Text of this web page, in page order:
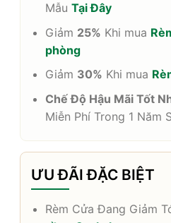
MẫuTại Đây
Giảm 25% Khi mua
phòng
Giảm 30% Khi mua
Chế Độ Hậu Mãi Tốt
Miễn Phí Trong 1 Năm
ƯU ĐÃI ĐẶC BIỆT
Rèm Cửa Đang Giảm